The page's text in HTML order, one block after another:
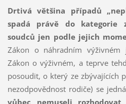
Drtivá většina případů
spadá právě do kategorie
soudců jen podle jejich
Zákon o náhradním
Zákon o výživném, a teprve
posoudit, o který ze zbývajících
nezodpovědnost rodiče) se
vůbec nemuseli rozhodovat